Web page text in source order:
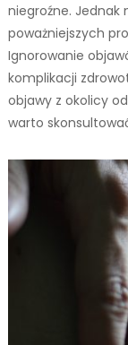
niegroźne. Jednak
poważniejszych
Ignorowanie
komplikacji
objawy z okolicy
warto